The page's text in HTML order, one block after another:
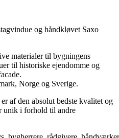
og håndkløvet Saxo
materialer til bygningens
til historiske ejendomme og
Norge og Sverige.
af den absolut bedste kvalitet og
unik i forhold til andre